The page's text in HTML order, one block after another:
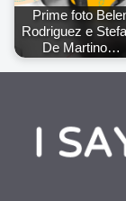
Prime foto
Rodriguez e
De Martino…